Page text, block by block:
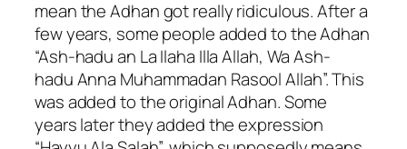
mean the Adhan got really ridiculous. After a
few years, some people added to the Adhan
“Ash-hadu an La Ilaha Illa Allah, Wa Ash-
hadu Anna Muhammadan Rasool Allah”. This
was added to the original Adhan. Some
years later they added the expression